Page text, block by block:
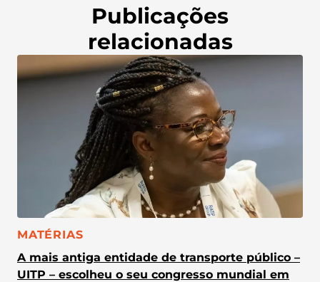
Publicações
relacionadas
CATEGORIA:
MATÉRIAS
A mais antiga entidade de transporte público –
UITP – escolheu o seu congresso mundial em